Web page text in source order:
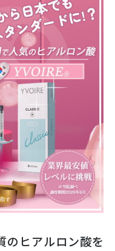
のヒアルロン酸を